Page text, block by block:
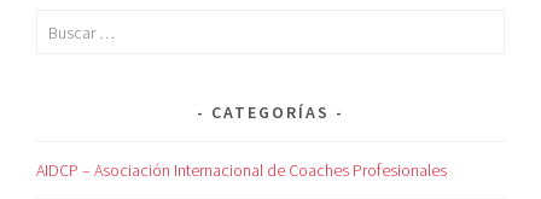
CATEGORÍAS
AIDCP – Asociación Internacional de Coaches Profesionales